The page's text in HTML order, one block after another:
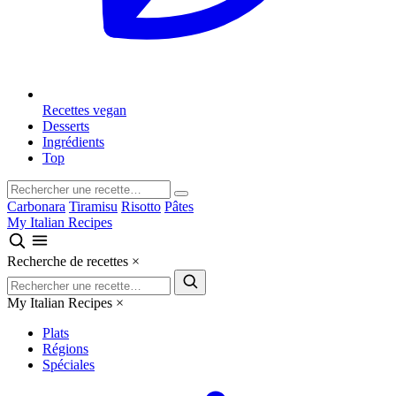
Recettes vegan
Desserts
Ingrédients
Top
Carbonara Tiramisu Risotto Pâtes
My Italian Recipes
Recherche de recettes ×
My Italian Recipes ×
Plats
Régions
Spéciales